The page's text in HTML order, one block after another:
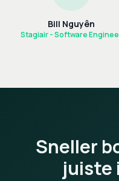
Bill Nguyên
Stagiair - Software
Sneller
juiste